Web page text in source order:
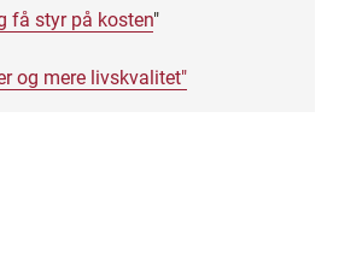
få styr på kosten"
og mere livskvalitet"